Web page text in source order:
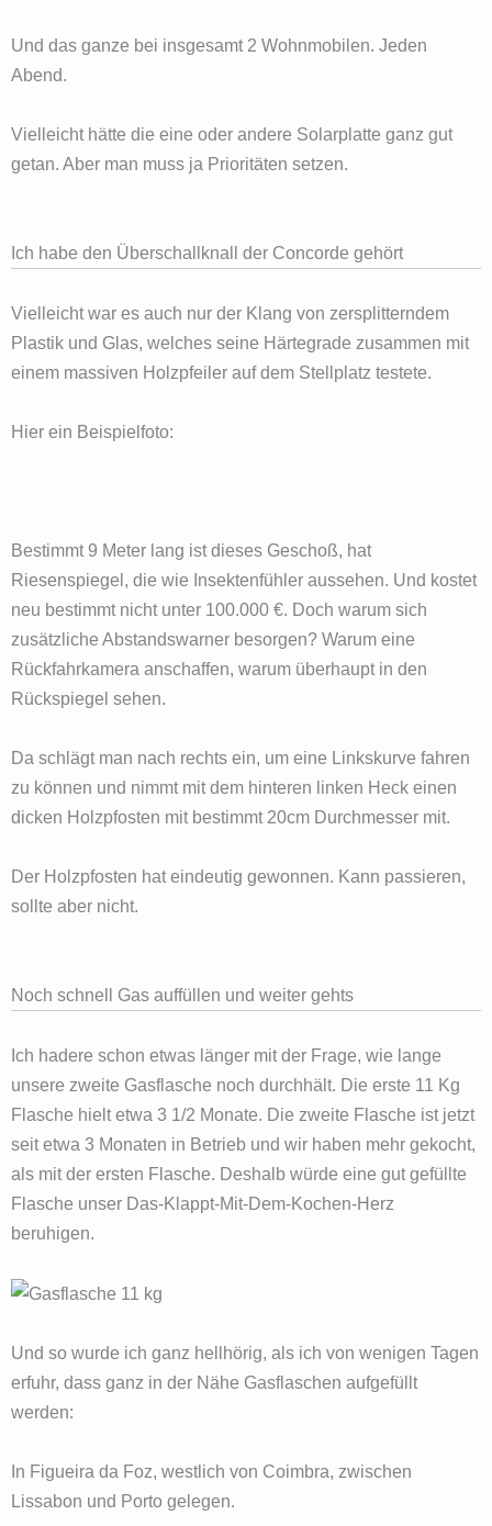
Und das ganze bei insgesamt 2 Wohnmobilen. Jeden
Abend.
Vielleicht hätte die eine oder andere Solarplatte ganz gut
getan. Aber man muss ja Prioritäten setzen.
Ich habe den Überschallknall der Concorde gehört
Vielleicht war es auch nur der Klang von zersplitterndem
Plastik und Glas, welches seine Härtegrade zusammen mit
einem massiven Holzpfeiler auf dem Stellplatz testete.
Hier ein Beispielfoto:
Bestimmt 9 Meter lang ist dieses Geschoß, hat
Riesenspiegel, die wie Insektenfühler aussehen. Und kostet
neu bestimmt nicht unter 100.000 €. Doch warum sich
zusätzliche Abstandswarner besorgen? Warum eine
Rückfahrkamera anschaffen, warum überhaupt in den
Rückspiegel sehen.
Da schlägt man nach rechts ein, um eine Linkskurve fahren
zu können und nimmt mit dem hinteren linken Heck einen
dicken Holzpfosten mit bestimmt 20cm Durchmesser mit.
Der Holzpfosten hat eindeutig gewonnen. Kann passieren,
sollte aber nicht.
Noch schnell Gas auffüllen und weiter gehts
Ich hadere schon etwas länger mit der Frage, wie lange
unsere zweite Gasflasche noch durchhält. Die erste 11 Kg
Flasche hielt etwa 3 1/2 Monate. Die zweite Flasche ist jetzt
seit etwa 3 Monaten in Betrieb und wir haben mehr gekocht,
als mit der ersten Flasche. Deshalb würde eine gut gefüllte
Flasche unser Das-Klappt-Mit-Dem-Kochen-Herz
beruhigen.
Und so wurde ich ganz hellhörig, als ich von wenigen Tagen
erfuhr, dass ganz in der Nähe Gasflaschen aufgefüllt
werden:
In Figueira da Foz, westlich von Coimbra, zwischen
Lissabon und Porto gelegen.